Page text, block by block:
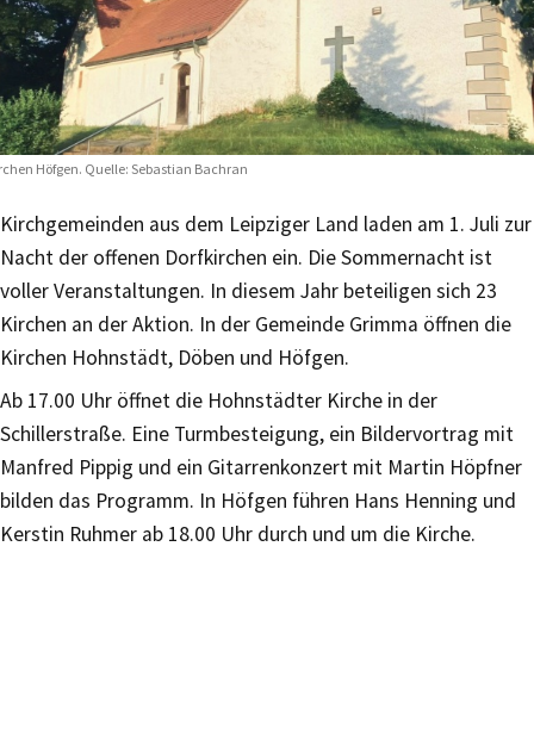
Höfgen. Quelle: Sebastian Bachran
Kirchgemeinden aus dem Leipziger Land laden am 1. Juli zur
Nacht der offenen Dorfkirchen ein. Die Sommernacht ist
voller Veranstaltungen. In diesem Jahr beteiligen sich 23
Kirchen an der Aktion. In der Gemeinde Grimma öffnen die
Kirchen Hohnstädt, Döben und Höfgen.
Ab 17.00 Uhr öffnet die Hohnstädter Kirche in der
Schillerstraße. Eine Turmbesteigung, ein Bildervortrag mit
Manfred Pippig und ein Gitarrenkonzert mit Martin Höpfner
bilden das Programm. In Höfgen führen Hans Henning und
Kerstin Ruhmer ab 18.00 Uhr durch und um die Kirche.